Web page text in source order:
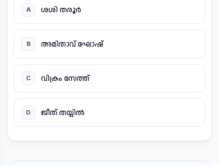
A ശശി തരൂർ
B അമിതാവ് ഘോഷ്
C വിക്രം സേത്ത്
D ജീത് തയ്യിൽ